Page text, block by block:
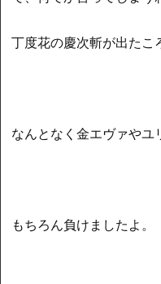
丁度花の慶次斬が出たこ
なんとなく金エヴァや
もちろん負けましたよ。